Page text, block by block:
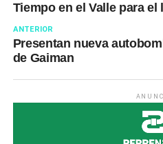
Tiempo en el Valle para el
ANTERIOR
Presentan nueva
de Gaiman